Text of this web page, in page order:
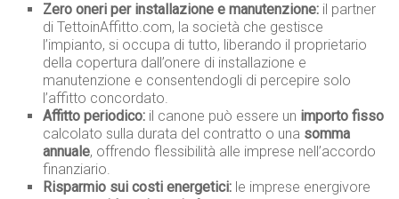
Zero oneri per installazione e manutenzione: il partner
di TettoinAffitto.com, la società che gestisce
l’impianto, si occupa di tutto, liberando il proprietario
della copertura dall’onere di installazione e
manutenzione e consentendogli di percepire solo
l’affitto concordato.
Affitto periodico: il canone può essere un importo fisso
calcolato sulla durata del contratto o una somma
annuale, offrendo flessibilità alle imprese nell’accordo
finanziario.
Risparmio sui costi energetici: le imprese energivore